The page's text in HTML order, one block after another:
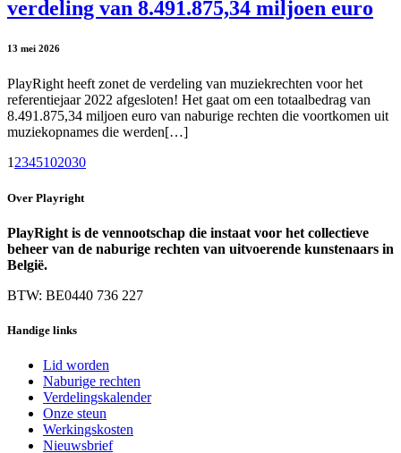
verdeling van 8.491.875,34 miljoen euro
13 mei 2026
PlayRight heeft zonet de verdeling van muziekrechten voor het
referentiejaar 2022 afgesloten! Het gaat om een totaalbedrag van
8.491.875,34 miljoen euro van naburige rechten die voortkomen uit
muziekopnames die werden[…]
1 2345102030
Over Playright
PlayRight is de vennootschap die instaat voor het collectieve
beheer van de naburige rechten van uitvoerende kunstenaars in
België.
BTW: BE0440 736 227
Handige links
Lid worden
Naburige rechten
Verdelingskalender
Onze steun
Werkingskosten
Nieuwsbrief